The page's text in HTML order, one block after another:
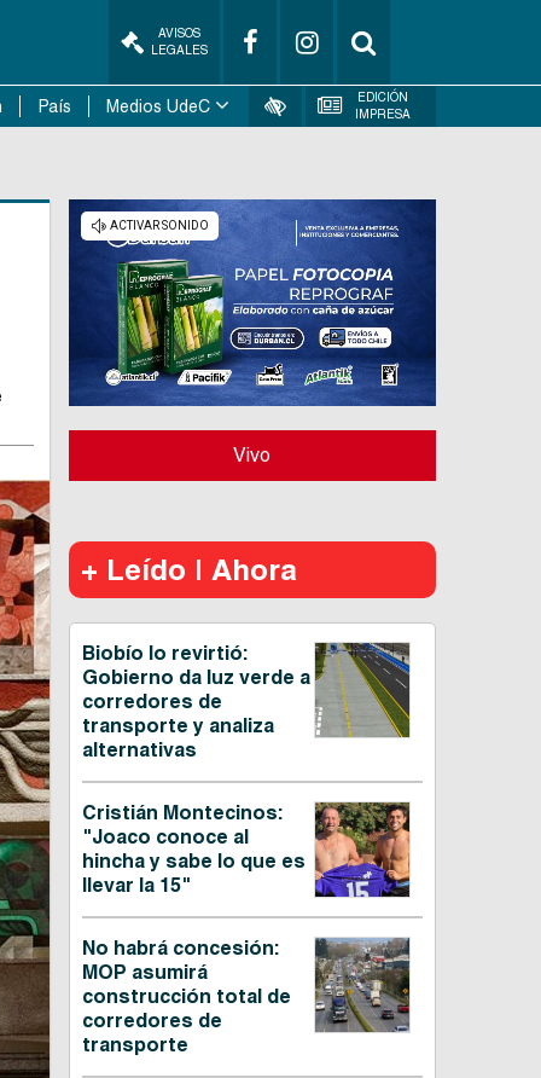
AVISOS
LEGALES
País Medios UdeC
EDICIÓN
IMPRESA
Vivo
+ Leído | Ahora
Biobío lo revirtió:
Gobierno da luz verde a
corredores de
transporte y analiza
alternativas
Cristián Montecinos:
"Joaco conoce al
hincha y sabe lo que es
llevar la 15"
No habrá concesión:
MOP asumirá
construcción total de
corredores de
transporte